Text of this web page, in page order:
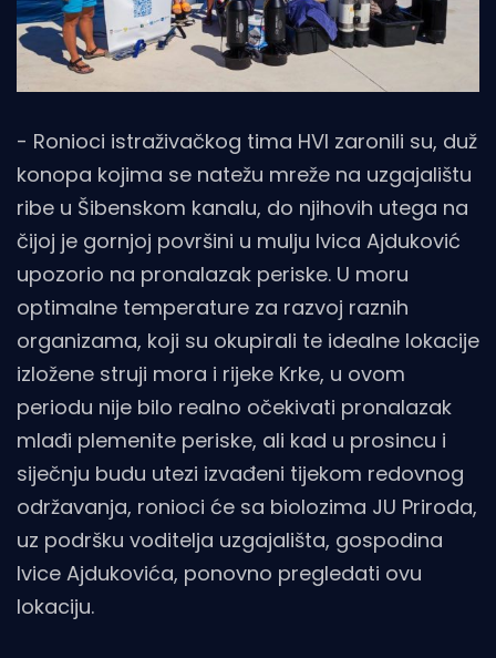
- Ronioci istraživačkog tima HVI zaronili su, duž
konopa kojima se natežu mreže na uzgajalištu
ribe u Šibenskom kanalu, do njihovih utega na
čijoj je gornjoj površini u mulju Ivica Ajduković
upozorio na pronalazak periske. U moru
optimalne temperature za razvoj raznih
organizama, koji su okupirali te idealne lokacije
izložene struji mora i rijeke Krke, u ovom
periodu nije bilo realno očekivati pronalazak
mlađi plemenite periske, ali kad u prosincu i
siječnju budu utezi izvađeni tijekom redovnog
održavanja, ronioci će sa biolozima JU Priroda,
uz podršku voditelja uzgajališta, gospodina
Ivice Ajdukovića, ponovno pregledati ovu
lokaciju.